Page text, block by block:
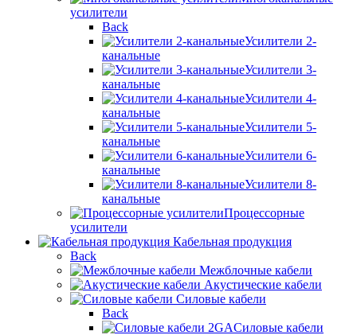
усилители
Back
Усилители 2-
канальные
Усилители 3-
канальные
Усилители 4-
канальные
Усилители 5-
канальные
Усилители 6-
канальные
Усилители 8-
канальные
Процессорные
усилители
Кабельная продукция
Back
Межблочные кабели
Акустические кабели
Силовые кабели
Back
Силовые кабели